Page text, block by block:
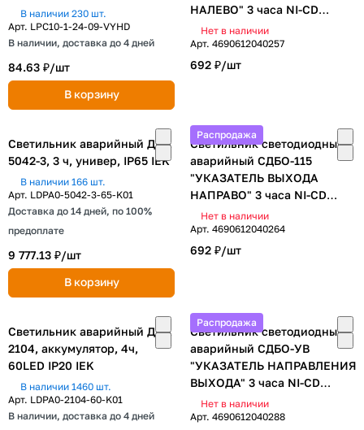
В наличии 230 шт.
Арт. LPC10-1-24-09-VYHD
В наличии, доставка до 4 дней
84.63 ₽/шт
В корзину
НАЛЕВО" 3 часа NI-CD
AC/DC односторонний IN
HOME
Нет в наличии
Арт. 4690612040257
692 ₽/шт
Светильник аварийный ДПА
5042-3, 3 ч, универ, IP65 IEK
В наличии 166 шт.
Арт. LDPA0-5042-3-65-K01
Доставка до 14 дней, по 100%
предоплате
9 777.13 ₽/шт
В корзину
Распродажа
Светильник светодиодный
аварийный СДБО-115
"УКАЗАТЕЛЬ ВЫХОДА
НАПРАВО" 3 часа NI-CD
AC/DC односторонний IN
HOME
Нет в наличии
Арт. 4690612040264
692 ₽/шт
Светильник аварийный ДПА
2104, аккумулятор, 4ч,
60LED IP20 IEK
В наличии 1460 шт.
Арт. LDPA0-2104-60-K01
В наличии, доставка до 4 дней
Распродажа
Светильник светодиодный
аварийный СДБО-УВ
"УКАЗАТЕЛЬ НАПРАВЛЕНИЯ
ВЫХОДА" 3 часа NI-CD
AC/DC двусторонний IN
HOME
Нет в наличии
Арт. 4690612040288